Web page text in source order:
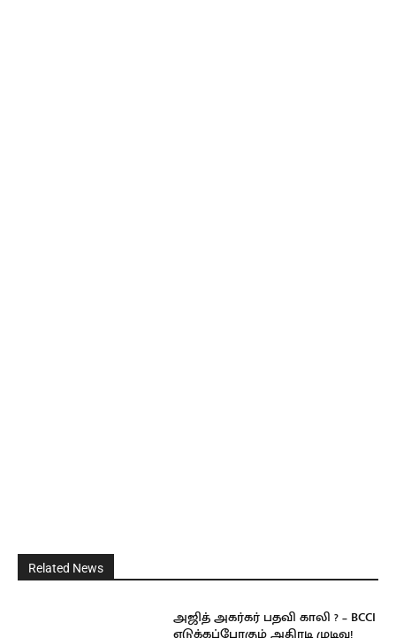
Related News
அஜித் அகர்கர் பதவி காலி ? – BCCI